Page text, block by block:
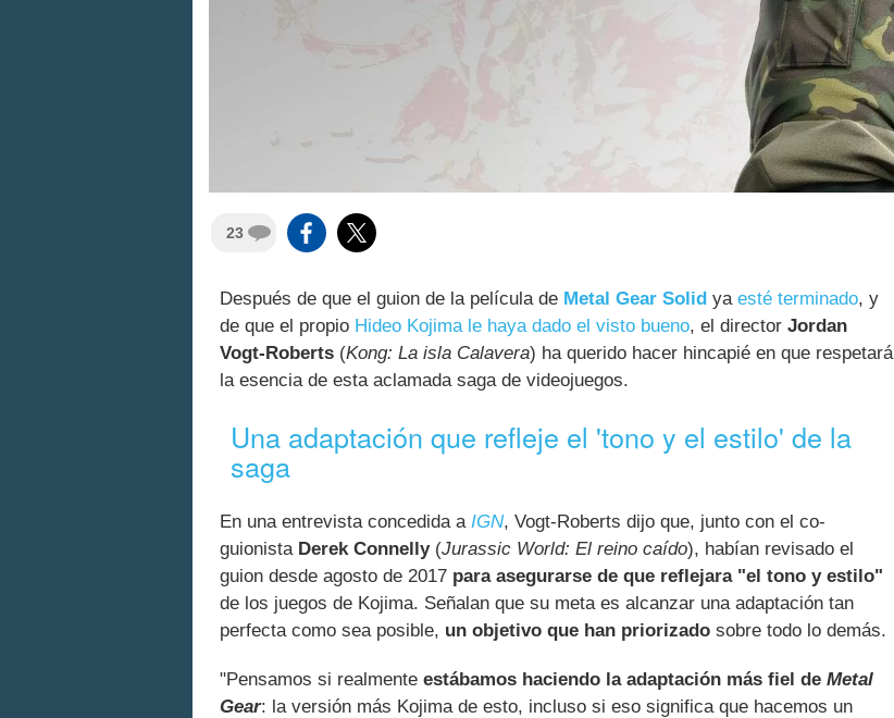
23
Después de que el guion de la película de Metal Gear Solid ya esté terminado, y
de que el propio Hideo Kojima le haya dado el visto bueno, el director Jordan
Vogt-Roberts (Kong: La isla Calavera) ha querido hacer hincapié en que respetará
la esencia de esta aclamada saga de videojuegos.
Una adaptación que refleje el 'tono y el estilo' de la
saga
En una entrevista concedida a IGN, Vogt-Roberts dijo que, junto con el co-
guionista Derek Connelly(Jurassic World: El reino caído), habían revisado el
guion desde agosto de 2017 para asegurarse de que reflejara "el tono y estilo"
de los juegos de Kojima. Señalan que su meta es alcanzar una adaptación tan
perfecta como sea posible, un objetivo que han priorizado sobre todo lo demás.
"Pensamos si realmente estábamos haciendo la adaptación más fiel de Metal
Gear: la versión más Kojima de esto, incluso si eso significa que hacemos un